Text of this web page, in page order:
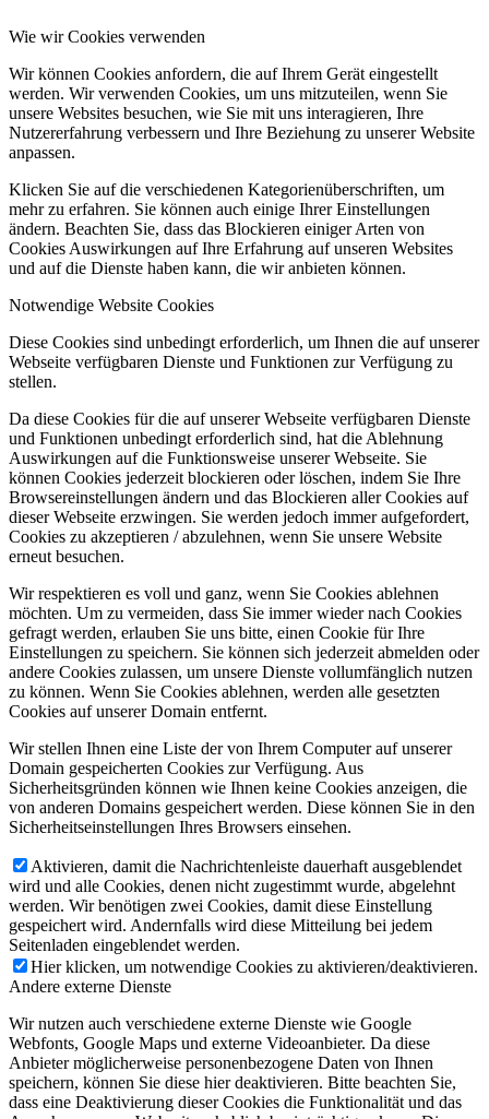
Wie wir Cookies verwenden
Wir können Cookies anfordern, die auf Ihrem Gerät eingestellt
werden. Wir verwenden Cookies, um uns mitzuteilen, wenn Sie
unsere Websites besuchen, wie Sie mit uns interagieren, Ihre
Nutzererfahrung verbessern und Ihre Beziehung zu unserer Website
anpassen.
Klicken Sie auf die verschiedenen Kategorienüberschriften, um
mehr zu erfahren. Sie können auch einige Ihrer Einstellungen
ändern. Beachten Sie, dass das Blockieren einiger Arten von
Cookies Auswirkungen auf Ihre Erfahrung auf unseren Websites
und auf die Dienste haben kann, die wir anbieten können.
Notwendige Website Cookies
Diese Cookies sind unbedingt erforderlich, um Ihnen die auf unserer
Webseite verfügbaren Dienste und Funktionen zur Verfügung zu
stellen.
Da diese Cookies für die auf unserer Webseite verfügbaren Dienste
und Funktionen unbedingt erforderlich sind, hat die Ablehnung
Auswirkungen auf die Funktionsweise unserer Webseite. Sie
können Cookies jederzeit blockieren oder löschen, indem Sie Ihre
Browsereinstellungen ändern und das Blockieren aller Cookies auf
dieser Webseite erzwingen. Sie werden jedoch immer aufgefordert,
Cookies zu akzeptieren / abzulehnen, wenn Sie unsere Website
erneut besuchen.
Wir respektieren es voll und ganz, wenn Sie Cookies ablehnen
möchten. Um zu vermeiden, dass Sie immer wieder nach Cookies
gefragt werden, erlauben Sie uns bitte, einen Cookie für Ihre
Einstellungen zu speichern. Sie können sich jederzeit abmelden oder
andere Cookies zulassen, um unsere Dienste vollumfänglich nutzen
zu können. Wenn Sie Cookies ablehnen, werden alle gesetzten
Cookies auf unserer Domain entfernt.
Wir stellen Ihnen eine Liste der von Ihrem Computer auf unserer
Domain gespeicherten Cookies zur Verfügung. Aus
Sicherheitsgründen können wie Ihnen keine Cookies anzeigen, die
von anderen Domains gespeichert werden. Diese können Sie in den
Sicherheitseinstellungen Ihres Browsers einsehen.
Aktivieren, damit die Nachrichtenleiste dauerhaft ausgeblendet
wird und alle Cookies, denen nicht zugestimmt wurde, abgelehnt
werden. Wir benötigen zwei Cookies, damit diese Einstellung
gespeichert wird. Andernfalls wird diese Mitteilung bei jedem
Seitenladen eingeblendet werden.
Hier klicken, um notwendige Cookies zu aktivieren/deaktivieren.
Andere externe Dienste
Wir nutzen auch verschiedene externe Dienste wie Google
Webfonts, Google Maps und externe Videoanbieter. Da diese
Anbieter möglicherweise personenbezogene Daten von Ihnen
speichern, können Sie diese hier deaktivieren. Bitte beachten Sie,
dass eine Deaktivierung dieser Cookies die Funktionalität und das